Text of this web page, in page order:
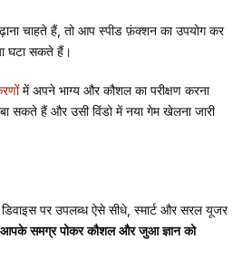
चाहते हैं, तो आप स्पीड फ़ंक्शन का उपयोग कर
घटा सकते हैं।
में अपने भाग्य और कौशल का परीक्षण करना
सकते हैं और उसी विंडो में नया गेम खेलना जारी
डिवाइस पर उपलब्ध ऐसे सीधे, स्मार्ट और सरल यूजर
आपके समग्र पोकर कौशल और जुआ ज्ञान को